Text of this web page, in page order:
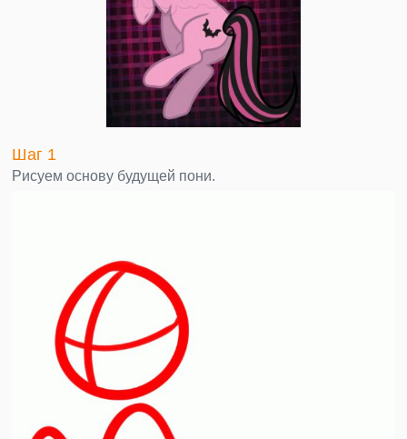
Шаг 1
Рисуем основу будущей пони.